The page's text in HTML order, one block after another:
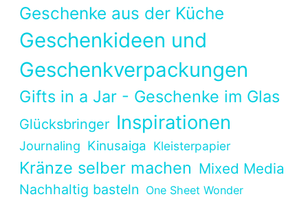
Geschenke aus der Küche
Geschenkideen und
Geschenkverpackungen
Gifts in a Jar - Geschenke im Glas
Glücksbringer Inspirationen
Journaling Kinusaiga Kleisterpapier
Kränze selber machen Mixed Media
Nachhaltig basteln One Sheet Wonder